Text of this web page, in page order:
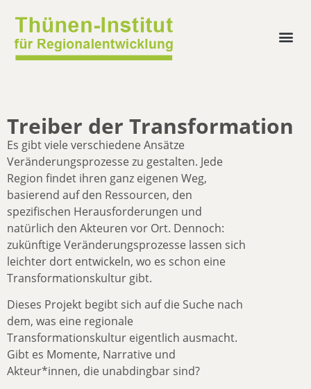
Treiber der Transformation
Es gibt viele verschiedene Ansätze
Veränderungsprozesse zu gestalten. Jede
Region findet ihren ganz eigenen Weg,
basierend auf den Ressourcen, den
spezifischen Herausforderungen und
natürlich den Akteuren vor Ort. Dennoch:
zukünftige Veränderungsprozesse lassen sich
leichter dort entwickeln, wo es schon eine
Transformationskultur gibt.
Dieses Projekt begibt sich auf die Suche nach
dem, was eine regionale
Transformationskultur eigentlich ausmacht.
Gibt es Momente, Narrative und
Akteur*innen, die unabdingbar sind?